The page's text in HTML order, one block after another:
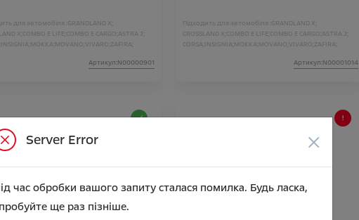
для автомобіля :
GRANDLAND X;
X; COMBO E LIFE; COMBO E CARGO; ASTRA J;
INSIGNIA; MOKKA; MOVANO; VIVARO; ZAFIRA;
Артикул:N00000901
Підходить для автомобіля :
GRANDLAND X;
CROSSLAND X; COMBO E LIFE; COMBO E CARGO; ASTRA J;
CORSA; INSIGNIA; MOKKA; MOVANO; VIVARO; ZAFIRA;
Артикул:N00001014
ADBLUE, каністра 5 літрів
Server Error ×
час обробки вашого запиту сталася помилка. Будь ласка,
ще раз пізніше.